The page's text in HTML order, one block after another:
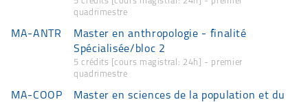
quadrimestre
MA-ANTR
Master en anthropologie - finalité
Spécialisée/bloc 2
5 crédits [cours magistral: 24h] - premier
quadrimestre
MA-COOP
Master en sciences de la population et du